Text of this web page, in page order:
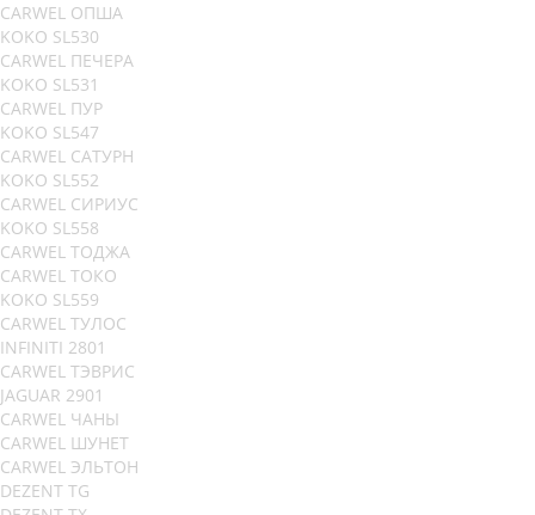
CARWEL ОПША
KOKO SL530
CARWEL ПЕЧЕРА
KOKO SL531
CARWEL ПУР
KOKO SL547
CARWEL САТУРН
KOKO SL552
CARWEL СИРИУС
KOKO SL558
CARWEL ТОДЖА
CARWEL ТОКО
KOKO SL559
CARWEL ТУЛОС
INFINITI 2801
CARWEL ТЭВРИС
JAGUAR 2901
CARWEL ЧАНЫ
CARWEL ШУНЕТ
CARWEL ЭЛЬТОН
DEZENT TG